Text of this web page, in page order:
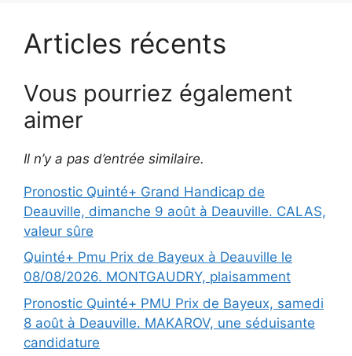
Articles récents
Vous pourriez également
aimer
Il n’y a pas d’entrée similaire.
Pronostic Quinté+ Grand Handicap de
Deauville, dimanche 9 août à Deauville. CALAS,
valeur sûre
Quinté+ Pmu Prix de Bayeux à Deauville le
08/08/2026. MONTGAUDRY, plaisamment
Pronostic Quinté+ PMU Prix de Bayeux, samedi
8 août à Deauville. MAKAROV, une séduisante
candidature